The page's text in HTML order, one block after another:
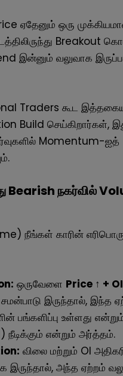
ஏதேனும் ஒரு
Breakout
இன்னும் வலுவாக
Traders கூட
Build செய்கிறார்கள்,
Momentum-ஐத்
Bearish நகர்வில்
நீங்கள் காரின்
ஒருவேளை Price ↑ +
இருந்தால், இந்த
பங்களிப்பு உள்ளது
என்றும் அர்த்தம்.
விலை மற்றும் OI
இருந்தால், அந்த ஏற்றம்